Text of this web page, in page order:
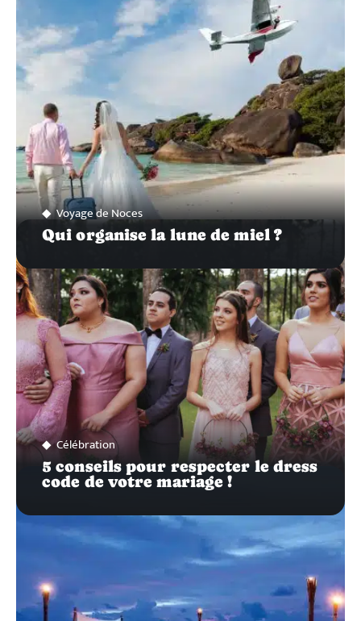
Voyage de Noces
Qui organise la lune de miel ?
Célébration
5 conseils pour respecter le dress
code de votre mariage !